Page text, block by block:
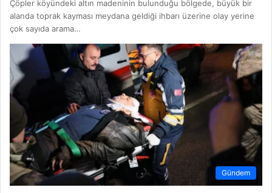
Çöpler köyündeki altın madeninin bulunduğu bölgede, büyük bir
alanda toprak kayması meydana geldiği ihbarı üzerine olay yerine
çok sayıda arama…
Gündem